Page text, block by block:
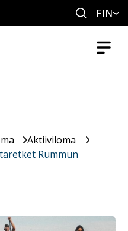
FIN
Aktiiviloma
Rummun